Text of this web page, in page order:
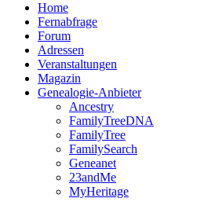
Home
Fernabfrage
Forum
Adressen
Veranstaltungen
Magazin
Genealogie-Anbieter
Ancestry
FamilyTreeDNA
FamilyTree
FamilySearch
Geneanet
23andMe
MyHeritage